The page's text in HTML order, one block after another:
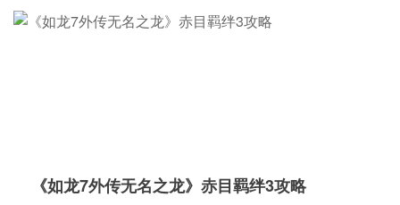
《如龙7外传无名之龙》赤目羁绊3攻略